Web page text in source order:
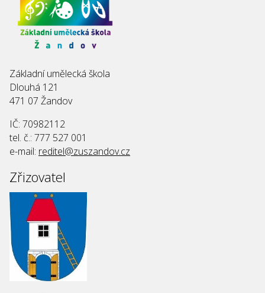
Základní umělecká škola
Dlouhá 121
471 07 Žandov
IČ: 70982112
tel. č.: 777 527 001
e-mail: reditel@zuszandov.cz
Zřizovatel